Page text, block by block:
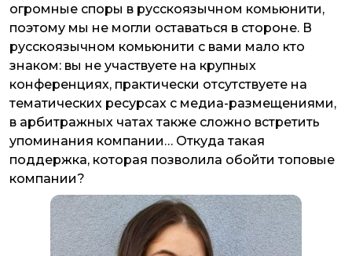
огромные споры в русскоязычном комьюнити,
поэтому мы не могли оставаться в стороне. В
русскоязычном комьюнити с вами мало кто
знаком: вы не участвуете на крупных
конференциях, практически отсутствуете на
тематических ресурсах с медиа-размещениями,
в арбитражных чатах также сложно встретить
упоминания компании… Откуда такая
поддержка, которая позволила обойти топовые
компании?